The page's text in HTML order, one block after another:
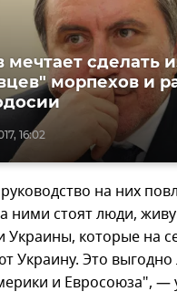
16:02
мечтает сделать
морпехов и
на них
ними стоят люди,
Украины, которые на
Украину. Это
и Евросоюза", —